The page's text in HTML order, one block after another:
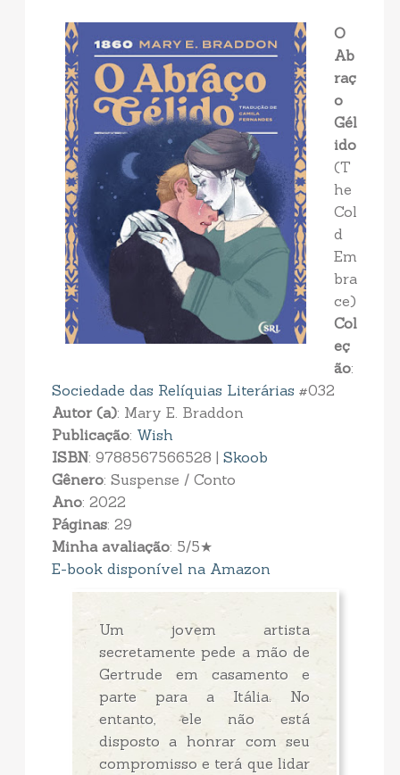
O
Ab
raç
o
Gél
ido
(T
he
Col
d
Em
bra
ce)
Col
eç
ão:
Sociedade das Relíquias Literárias #032
Autor (a): Mary E. Braddon
Publicação: Wish
ISBN: 9788567566528 | Skoob
Gênero: Suspense / Conto
Ano: 2022
Páginas: 29
Minha avaliação: 5/5★
E-book disponível na Amazon
Um jovem artista
secretamente pede a mão de
Gertrude em casamento e
parte para a Itália. No
entanto, ele não está
disposto a honrar com seu
compromisso e terá que lidar